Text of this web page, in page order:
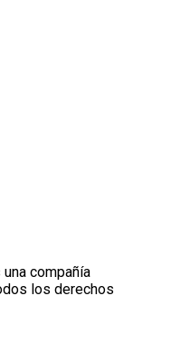
compañía
los derechos